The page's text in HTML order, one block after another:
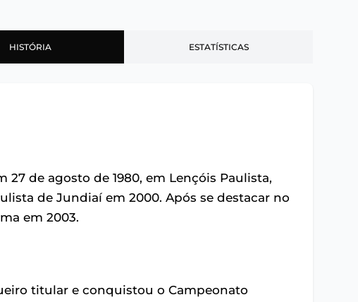
HISTÓRIA ESTATÍSTICAS
27 de agosto de 1980, em Lençóis Paulista,
de Jundiaí em 2000. Após se destacar no
em 2003.
titular e conquistou o Campeonato